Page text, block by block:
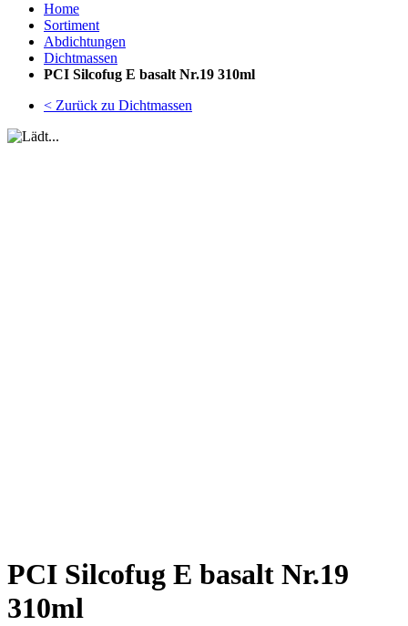
Home
Sortiment
Abdichtungen
Dichtmassen
PCI Silcofug E basalt Nr.19 310ml
< Zurück zu Dichtmassen
PCI Silcofug E basalt Nr.19
310ml